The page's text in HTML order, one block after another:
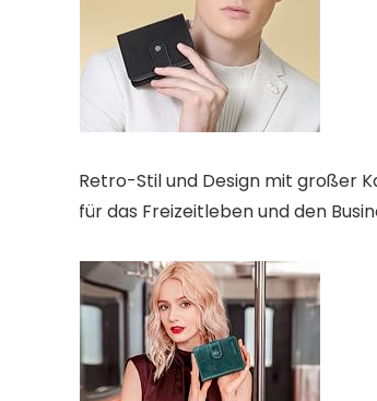
Retro-Stil und Design mit großer
für das Freizeitleben und den